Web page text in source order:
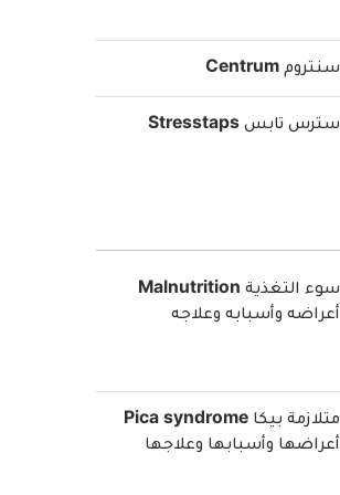
سنتروم Centrum
سترس تابس Stresstaps
سوء التغذية Malnutrition
أعراضه وأسبابه وعلاجه
متلازمة بيكا Pica syndrome
أعراضها وأسبابها وعلاجها